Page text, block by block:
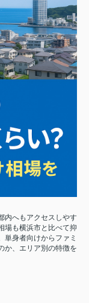
内へもアクセスしやす
場も横浜市と比べて抑
単身者向けからファミ
か、エリア別の特徴を